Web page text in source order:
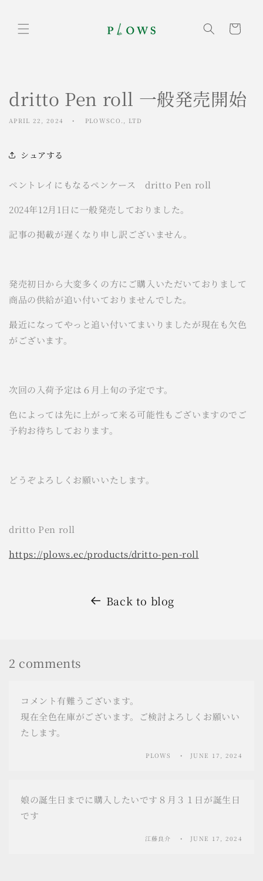
Cart
dritto Pen roll 一般発売開始
APRIL 22, 2024 PLOWSCO., LTD
シュアする
ペントレイにもなるペンケース dritto Pen roll
2024年12月1日に一般発売しておりました。
記事の掲載が遅くなり申し訳ございません。
発売初日から大変多くの方にご購入いただいておりまして
商品の供給が追い付いておりませんでした。
最近になってやっと追い付いてまいりましたが現在も欠色
がございます。
次回の入荷予定は６月上旬の予定です。
色によっては先に上がって来る可能性もございますのでご
予約お待ちしております。
どうぞよろしくお願いいたします。
dritto Pen roll
https://plows.ec/products/dritto-pen-roll
Back to blog
2 comments
コメント有難うございます。
現在全色在庫がございます。ご検討よろしくお願いい
たします。
PLOWS JUNE 17, 2024
娘の誕生日までに購入したいです８月３１日が誕生日
です
江藤良介 JUNE 17, 2024